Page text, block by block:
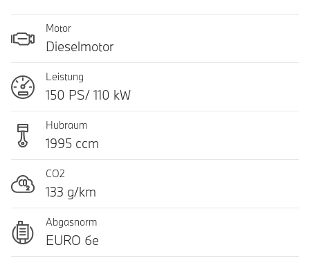
Motor
Dieselmotor
Leistung
150 PS/ 110 kW
Hubraum
1995 ccm
CO2
133 g/km
Abgasnorm
EURO 6e